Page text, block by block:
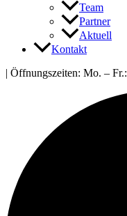
Team
Partner
Aktuell
Kontakt
| Öffnungszeiten: Mo. – Fr.: